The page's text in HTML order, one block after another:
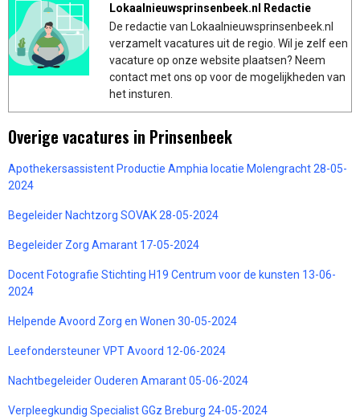
Lokaalnieuwsprinsenbeek.nl Redactie
De redactie van Lokaalnieuwsprinsenbeek.nl
verzamelt vacatures uit de regio. Wil je zelf een
vacature op onze website plaatsen? Neem
contact met ons op voor de mogelijkheden van
het insturen.
Overige vacatures in Prinsenbeek
Apothekersassistent Productie Amphia locatie Molengracht 28-05-
2024
Begeleider Nachtzorg SOVAK 28-05-2024
Begeleider Zorg Amarant 17-05-2024
Docent Fotografie Stichting H19 Centrum voor de kunsten 13-06-
2024
Helpende Avoord Zorg en Wonen 30-05-2024
Leefondersteuner VPT Avoord 12-06-2024
Nachtbegeleider Ouderen Amarant 05-06-2024
Verpleegkundig Specialist GGz Breburg 24-05-2024